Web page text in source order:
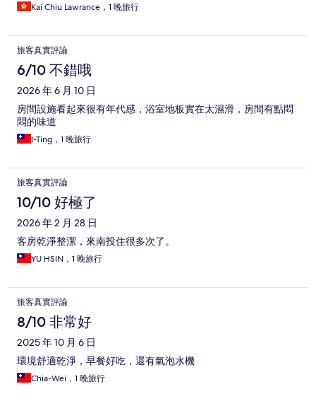
Kai Chiu Lawrance，1 晚旅行
旅客真實評論
6/10 不錯哦
2026 年 6 月 10 日
房間設施看起來很有年代感，浴室地板實在太濕滑，房間有點悶
悶的味道
I-Ting，1 晚旅行
旅客真實評論
10/10 好極了
2026 年 2 月 28 日
客房乾淨整潔，來南投住很多次了。
YU HSIN，1 晚旅行
旅客真實評論
8/10 非常好
2025 年 10 月 6 日
環境舒適乾淨，早餐好吃，還有氣泡水機
Chia-Wei，1 晚旅行